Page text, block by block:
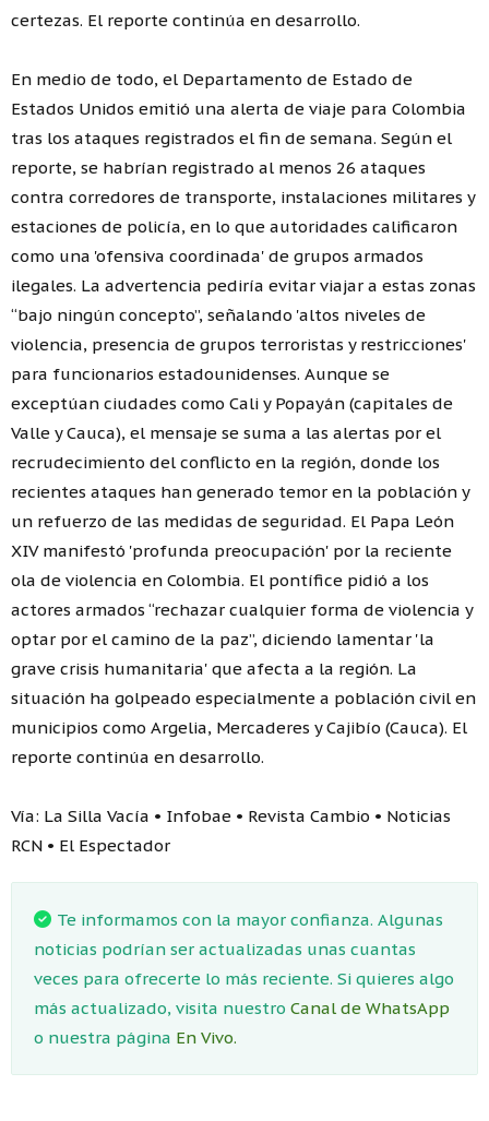
certezas. El reporte continúa en desarrollo.
En medio de todo, el Departamento de Estado de
Estados Unidos emitió una alerta de viaje para Colombia
tras los ataques registrados el fin de semana. Según el
reporte, se habrían registrado al menos 26 ataques
contra corredores de transporte, instalaciones militares y
estaciones de policía, en lo que autoridades calificaron
como una 'ofensiva coordinada' de grupos armados
ilegales. La advertencia pediría evitar viajar a estas zonas
“bajo ningún concepto”, señalando 'altos niveles de
violencia, presencia de grupos terroristas y restricciones'
para funcionarios estadounidenses. Aunque se
exceptúan ciudades como Cali y Popayán (capitales de
Valle y Cauca), el mensaje se suma a las alertas por el
recrudecimiento del conflicto en la región, donde los
recientes ataques han generado temor en la población y
un refuerzo de las medidas de seguridad. El Papa León
XIV manifestó 'profunda preocupación' por la reciente
ola de violencia en Colombia. El pontífice pidió a los
actores armados “rechazar cualquier forma de violencia y
optar por el camino de la paz”, diciendo lamentar 'la
grave crisis humanitaria' que afecta a la región. La
situación ha golpeado especialmente a población civil en
municipios como Argelia, Mercaderes y Cajibío (Cauca). El
reporte continúa en desarrollo.
Vía: La Silla Vacía • Infobae • Revista Cambio • Noticias
RCN • El Espectador
Te informamos con la mayor confianza. Algunas
noticias podrían ser actualizadas unas cuantas
veces para ofrecerte lo más reciente. Si quieres algo
más actualizado, visita nuestro Canal de WhatsApp
o nuestra página En Vivo.